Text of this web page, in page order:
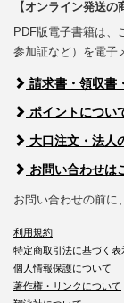
【オンライン発送の
PDF版電子書籍は、
参加証など）を電子
請求書・領収書
ポイントについ
大口注文・法人
お問い合わせは
お問い合わせの前に、
利用規約
特定商取引法に基づく表
個人情報保護について
著作権・リンクについて